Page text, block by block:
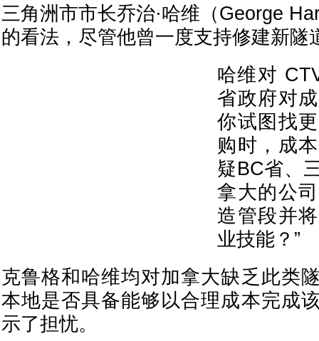
三角洲市市长乔治·哈维（George
的看法，尽管他曾一度支持修建新隧
哈维对
省政府对
你试图找
购时，成
疑BC省、
拿大的公
造管段并
业技能？”
克鲁格和哈维均对加拿大缺乏此类
本地是否具备能够以合理成本完成
示了担忧。